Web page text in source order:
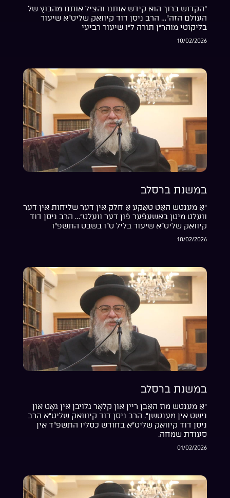
“הקדוש ברוך הוא קידש אותנו והציל אותנו מהבוץ של
העולם הזה”… הרב ניסן דוד קיוואק שליט”א שיעור
בליקוטי מוהר”ן תורה ל”ו שיעור רביעי
10/02/2026
במשנת ברסלב
“אַ מענטש האָט טאַקע אַ חלק אין דער שליחות אין דער
וועלט מיטן באַשעפֿער פֿון דער וועלט”… הרב ניסן דוד
קיוואק שליט”א שיעור בליל ט”ו בשבט התשפ”ו
10/02/2026
במשנת ברסלב
“אַ מענטש מוז האָבן ריין און קלאָר גלויבן אין גאָט און
נישט אין מענטשן”. הרב ניסן דוד קיווואק שליט”א הרב
ניסן דוד קיוואק שליט”א בחודש כסליו התשפ”ד אין
סעודת שמחה.
01/02/2026